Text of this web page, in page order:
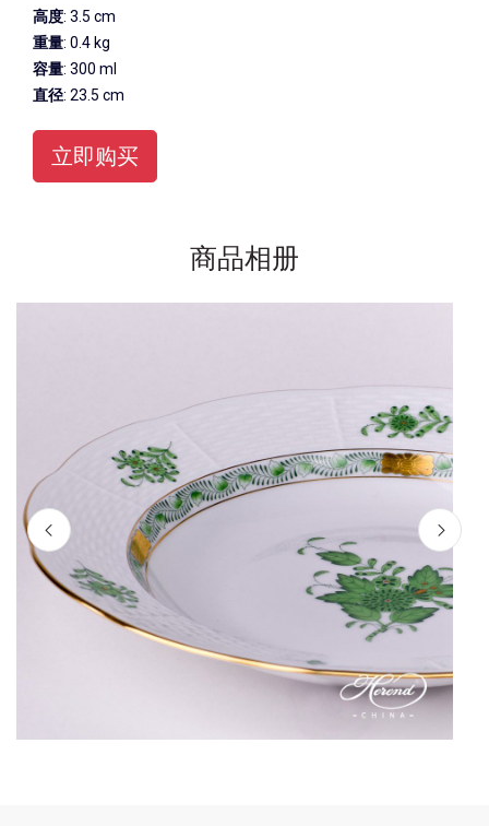
高度: 3.5 cm
重量: 0.4 kg
容量: 300 ml
直径: 23.5 cm
立即购买
商品相册